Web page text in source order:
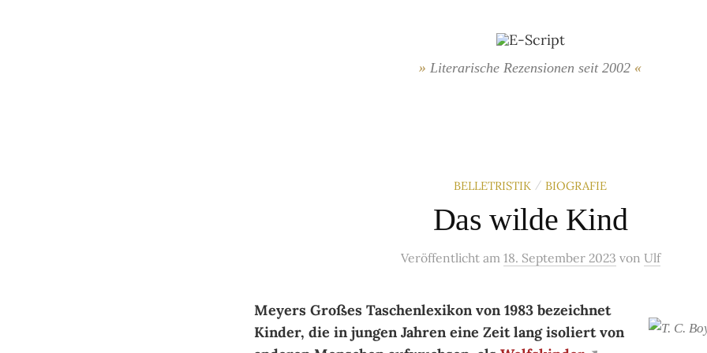
Literarische Rezensionen seit 2002
BELLETRISTIK / BIOGRAFIE
Das wilde Kind
Veröffentlicht am 18. September 2023 von Ulf
Meyers Großes Taschenlexikon von 1983 bezeichnet
Kinder, die in jungen Jahren eine Zeit lang isoliert von